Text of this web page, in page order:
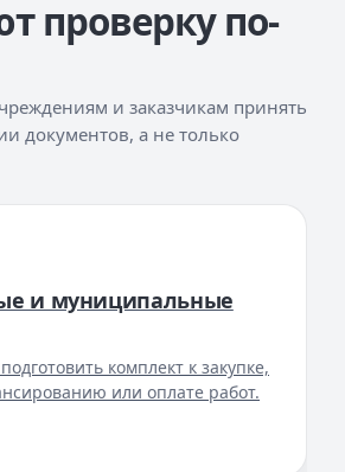
проверку по-
и заказчикам принять
документов, а не только
и муниципальные
комплект к закупке,
или оплате работ.